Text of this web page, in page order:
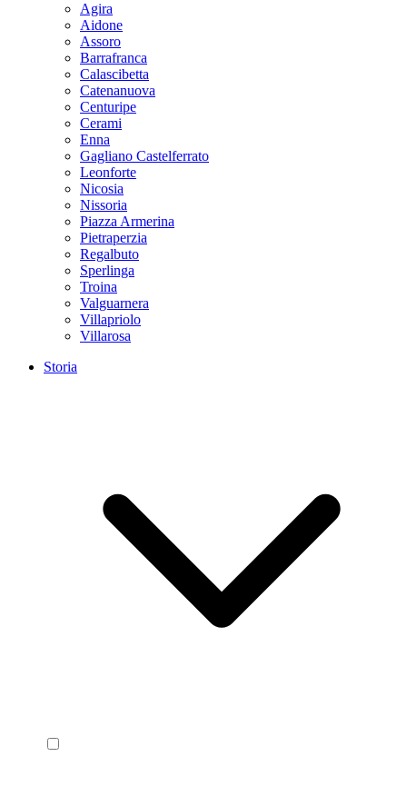
Agira
Aidone
Assoro
Barrafranca
Calascibetta
Catenanuova
Centuripe
Cerami
Enna
Gagliano Castelferrato
Leonforte
Nicosia
Nissoria
Piazza Armerina
Pietraperzia
Regalbuto
Sperlinga
Troina
Valguarnera
Villapriolo
Villarosa
Storia